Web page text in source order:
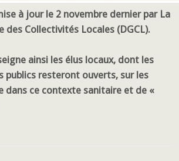
à jour le 2 novembre dernier par La
des Collectivités Locales (DGCL).
ainsi les élus locaux, dont les
publics resteront ouverts, sur les
dans ce contexte sanitaire et de «